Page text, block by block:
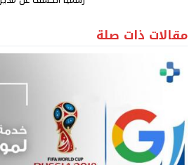
مقالات ذات صلة